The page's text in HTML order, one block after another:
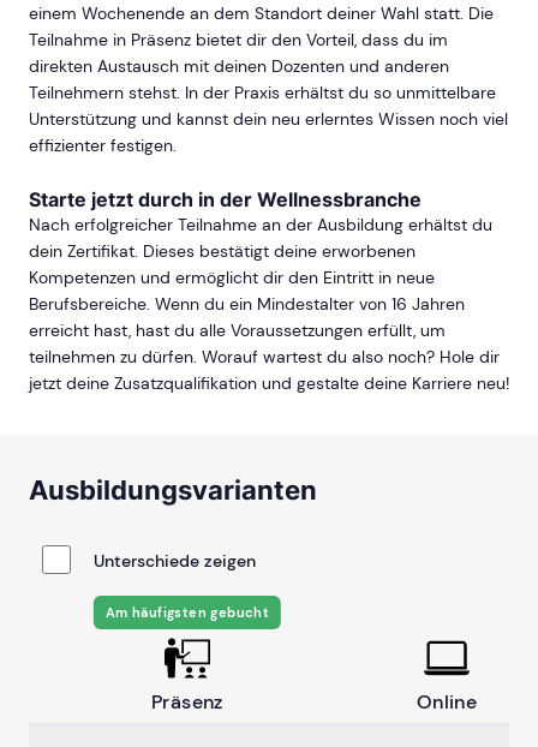
einem Wochenende an dem Standort deiner Wahl statt. Die
Teilnahme in Präsenz bietet dir den Vorteil, dass du im
direkten Austausch mit deinen Dozenten und anderen
Teilnehmern stehst. In der Praxis erhältst du so unmittelbare
Unterstützung und kannst dein neu erlerntes Wissen noch viel
effizienter festigen.
Starte jetzt durch in der Wellnessbranche
Nach erfolgreicher Teilnahme an der Ausbildung erhältst du
dein Zertifikat. Dieses bestätigt deine erworbenen
Kompetenzen und ermöglicht dir den Eintritt in neue
Berufsbereiche. Wenn du ein Mindestalter von 16 Jahren
erreicht hast, hast du alle Voraussetzungen erfüllt, um
teilnehmen zu dürfen. Worauf wartest du also noch? Hole dir
jetzt deine Zusatzqualifikation und gestalte deine Karriere neu!
Ausbildungsvarianten
Unterschiede zeigen
Präsenz
Am häufigsten gebucht
Online